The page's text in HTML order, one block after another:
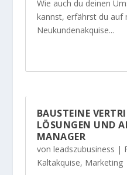
Wie auch du deinen
kannst, erfährst du auf
Neukundenakquise...
BAUSTEINE
LÖSUNGEN UND
MANAGER
von leadszubusiness |
Kaltakquise, Marketing|